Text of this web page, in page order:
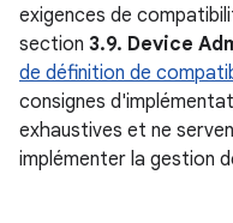
exigences de
section 3.9. Device
de définition de
consignes
exhaustives et ne
implémenter la gestion